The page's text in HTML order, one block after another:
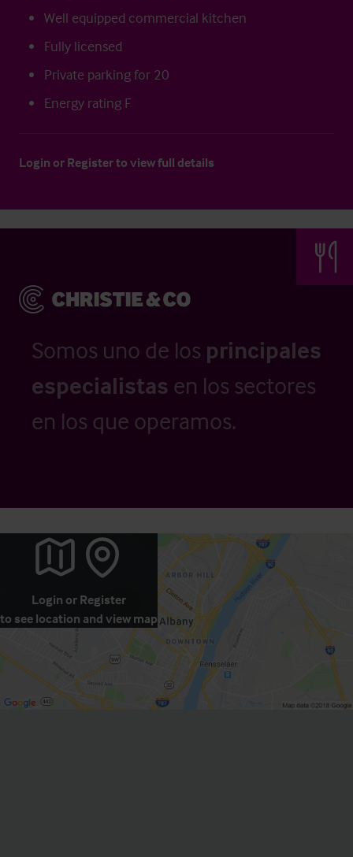
Well equipped commercial kitchen
Fully licensed
Private parking for 20
Energy rating F
Login or Registerto view full details
Somos uno de los principales
especialistas en los sectores
en los que operamos.
Login or Register
to see location and view map